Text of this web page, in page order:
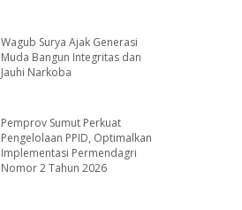
Wagub Surya Ajak Generasi
Muda Bangun Integritas dan
Jauhi Narkoba
Pemprov Sumut Perkuat
Pengelolaan PPID, Optimalkan
Implementasi Permendagri
Nomor 2 Tahun 2026